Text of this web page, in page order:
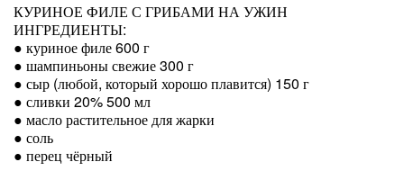
КУРИНОЕ ФИЛЕ С ГРИБАМИ НА УЖИН
ИНГРЕДИЕНТЫ:
● куриное филе 600 г
● шампиньоны свежие 300 г
● сыр (любой, который хорошо плавится) 150 г
● сливки 20% 500 мл
● масло растительное для жарки
● соль
● перец чёрный